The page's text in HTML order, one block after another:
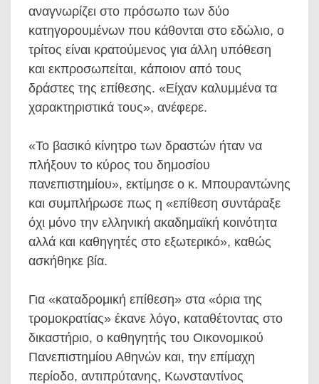
αναγνωρίζει στο πρόσωπο των δύο
κατηγορουμένων που κάθονται στο εδώλιο, ο
τρίτος είναι κρατούμενος για άλλη υπόθεση
και εκπροσωπείται, κάποιον από τους
δράστες της επίθεσης. «Είχαν καλυμμένα τα
χαρακτηριστικά τους», ανέφερε.
«Το βασικό κίνητρο των δραστών ήταν να
πλήξουν το κύρος του δημοσίου
πανεπιστημίου», εκτίμησε ο κ. Μπουραντώνης
και συμπλήρωσε πως η «επίθεση συντάραξε
όχι μόνο την ελληνική ακαδημαϊκή κοινότητα
αλλά και καθηγητές στο εξωτερικό», καθώς
ασκήθηκε βία.
Για «καταδρομική επίθεση» στα «όρια της
τρομοκρατίας» έκανε λόγο, καταθέτοντας στο
δικαστήριο, ο καθηγητής του Οικονομικού
Πανεπιστημίου Αθηνών και, την επίμαχη
περίοδο, αντιπρύτανης, Κωνσταντίνος